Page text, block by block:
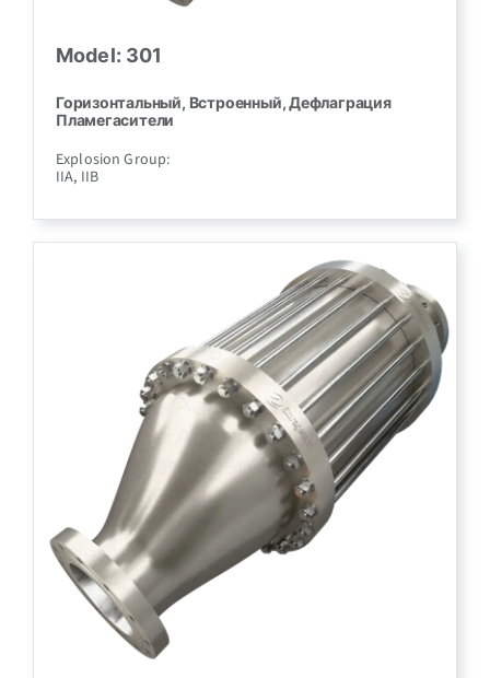
Model: 301
Горизонтальный, Встроенный, Дефлаграция
Пламегасители
Explosion Group:
IIA, IIB